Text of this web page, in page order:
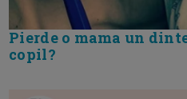
Pierde o mama un
copil?